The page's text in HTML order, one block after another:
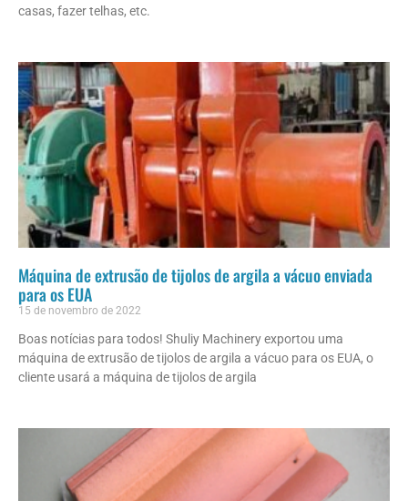
casas, fazer telhas, etc.
Máquina de extrusão de tijolos de argila a vácuo enviada
para os EUA
15 de novembro de 2022
Boas notícias para todos! Shuliy Machinery exportou uma
máquina de extrusão de tijolos de argila a vácuo para os EUA, o
cliente usará a máquina de tijolos de argila